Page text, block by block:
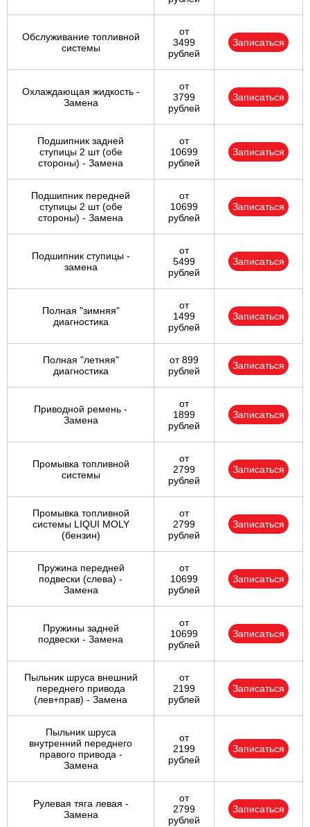
Обслуживание топливной
системы
от
3499
рублей
Записаться
Охлаждающая жидкость -
Замена
от
3799
рублей
Записаться
Подшипник задней
ступицы 2 шт (обе
стороны) - Замена
от
10699
рублей
Записаться
Подшипник передней
ступицы 2 шт (обе
стороны) - Замена
от
10699
рублей
Записаться
Подшипник ступицы -
замена
от
5499
рублей
Записаться
Полная "зимняя"
диагностика
от
1499
рублей
Записаться
Полная "летняя"
диагностика
от 899
рублей
Записаться
Приводной ремень -
Замена
от
1899
рублей
Записаться
Промывка топливной
системы
от
2799
рублей
Записаться
Промывка топливной
системы LIQUI MOLY
(бензин)
от
2799
рублей
Записаться
Пружина передней
подвески (слева) -
Замена
от
10699
рублей
Записаться
Пружины задней
подвески - Замена
от
10699
рублей
Записаться
Пыльник шруса внешний
переднего привода
(лев+прав) - Замена
от
2199
рублей
Записаться
Пыльник шруса
внутренний переднего
правого привода -
Замена
от
2199
рублей
Записаться
Рулевая тяга левая -
Замена
от
2799
рублей
Записаться